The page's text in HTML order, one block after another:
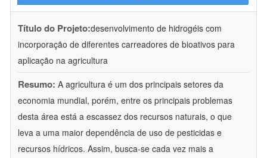
Título do Projeto:desenvolvimento de hidrogéis com
incorporação de diferentes carreadores de bioativos para
aplicação na agricultura
Resumo: A agricultura é um dos principais setores da
economia mundial, porém, entre os principais problemas
desta área está a escassez dos recursos naturais, o que
leva a uma maior dependência de uso de pesticidas e
recursos hídricos. Assim, busca-se cada vez mais a